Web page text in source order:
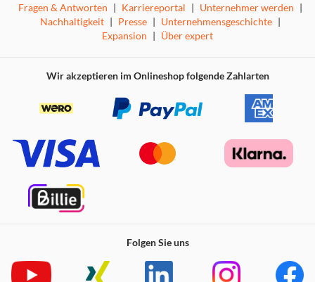
Fragen & Antworten | Karriereportal | Unternehmer werden |
Nachhaltigkeit | Presse | Unternehmensgeschichte |
Expansion | Über expert
Wir akzeptieren im Onlineshop folgende Zahlarten
Folgen Sie uns